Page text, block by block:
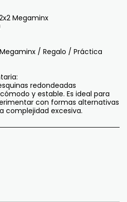
Megaminx
/ Regalo / Práctica
redondeadas
y estable. Es ideal para
con formas alternativas
complejidad excesiva.